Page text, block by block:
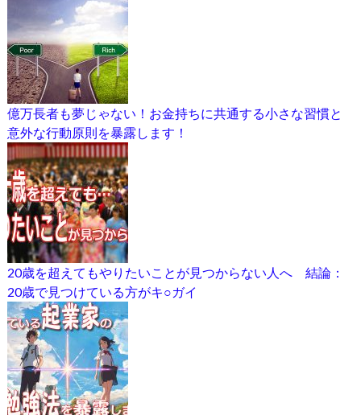
億万長者も夢じゃない！お金持ちに共通する小さな習慣と
意外な行動原則を暴露します！
20歳を超えてもやりたいことが見つからない人へ 結論：
20歳で見つけている方がキ○ガイ